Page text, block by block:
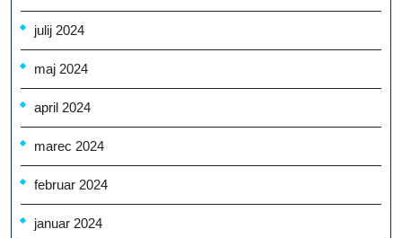
julij 2024
maj 2024
april 2024
marec 2024
februar 2024
januar 2024